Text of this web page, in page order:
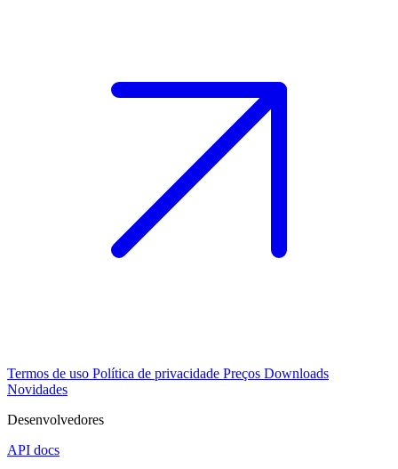
Termos de uso Política de privacidade Preços Downloads
Novidades
Desenvolvedores
API docs